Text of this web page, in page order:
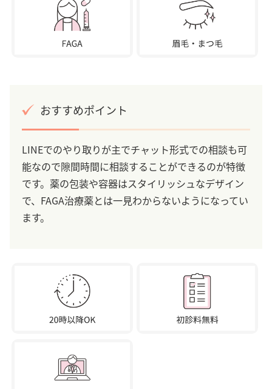
おすすめポイント
LINEでのやり取りが主でチャット形式での相談も可
能なので隙間時間に相談することができるのが特徴
です。薬の包装や容器はスタイリッシュなデザイン
で、FAGA治療薬とは一見わからないようになってい
ます。